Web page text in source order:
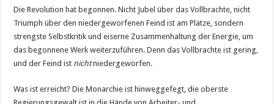
Die Revolution hat begonnen. Nicht Jubel über das Vollbrachte, nicht
Triumph über den niedergeworfenen Feind ist am Platze, sondern
strengste Selbstkritik und eiserne Zusammenhaltung der Energie, um
das begonnene Werk weiterzuführen. Denn das Vollbrachte ist gering,
und der Feind ist nichtniedergeworfen.
Was ist erreicht? Die Monarchie ist hinweggefegt, die oberste
Regierungsgewalt ist in die Hände von Arbeiter- und